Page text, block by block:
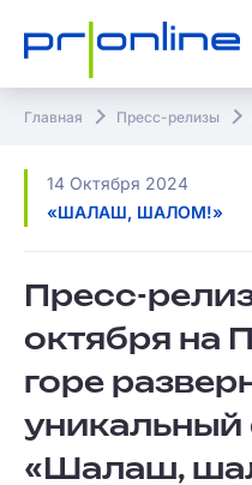
Главная Пресс-релизы
14 Октября 2024
«ШАЛАШ, ШАЛОМ!»
Пресс-
октября на
горе
«Шалаш,